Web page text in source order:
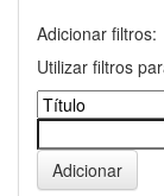
Adicionar filtros:
Utilizar filtros